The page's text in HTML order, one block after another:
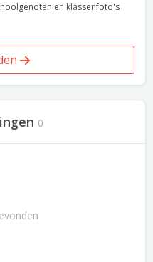
en klassenfoto's
0